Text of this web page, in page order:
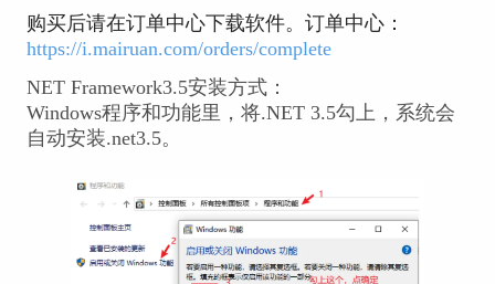
购买后请在订单中心下载软件。订单中心：
https://i.mairuan.com/orders/complete
NET Framework3.5安装方式：
Windows程序和功能里，将.NET 3.5勾上，系统会
自动安装.net3.5。